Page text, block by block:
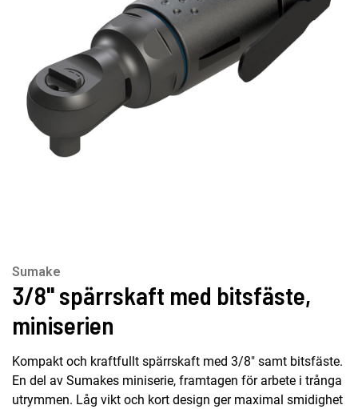
Sumake
3/8" spärrskaft med bitsfäste,
miniserien
Kompakt och kraftfullt spärrskaft med 3/8" samt bitsfäste.
En del av Sumakes miniserie, framtagen för arbete i trånga
utrymmen. Låg vikt och kort design ger maximal smidighet